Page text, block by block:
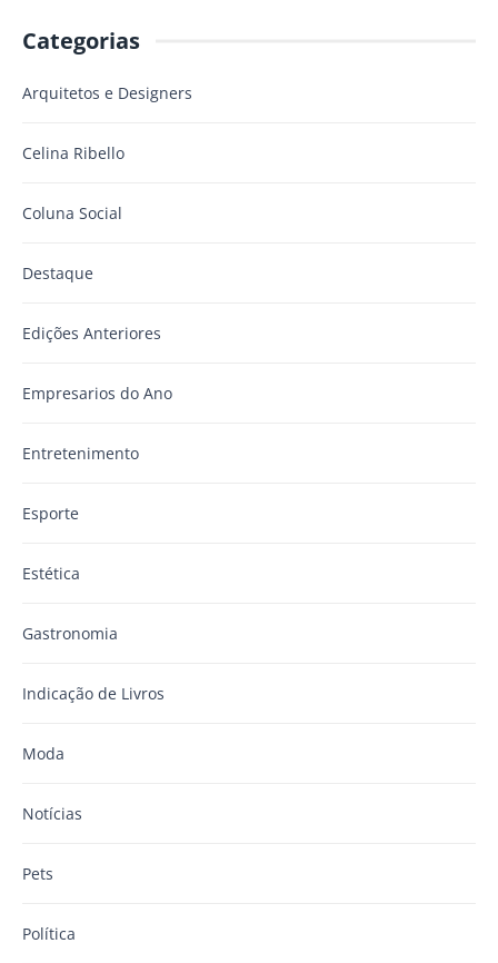
Categorias
Arquitetos e Designers
Celina Ribello
Coluna Social
Destaque
Edições Anteriores
Empresarios do Ano
Entretenimento
Esporte
Estética
Gastronomia
Indicação de Livros
Moda
Notícias
Pets
Política